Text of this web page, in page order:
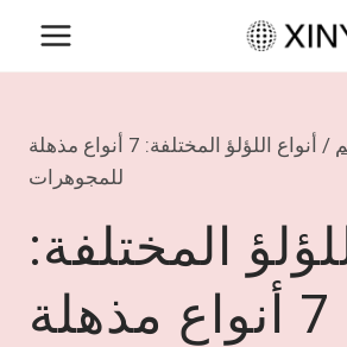
/
أنواع اللؤلؤ المختلفة: 7 أنواع مذهلة
للمجوهرات
المختلفة:
7 أنواع مذهلة